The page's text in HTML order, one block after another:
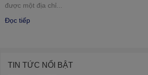
được một địa chỉ...
Đọc tiếp
TIN TỨC NỔI BẬT